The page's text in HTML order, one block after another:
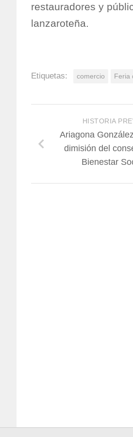
restauradores y
lanzaroteña.
Etiquetas: comercio Feria
HISTORIA
Ariagona
dimisión del
Bienestar